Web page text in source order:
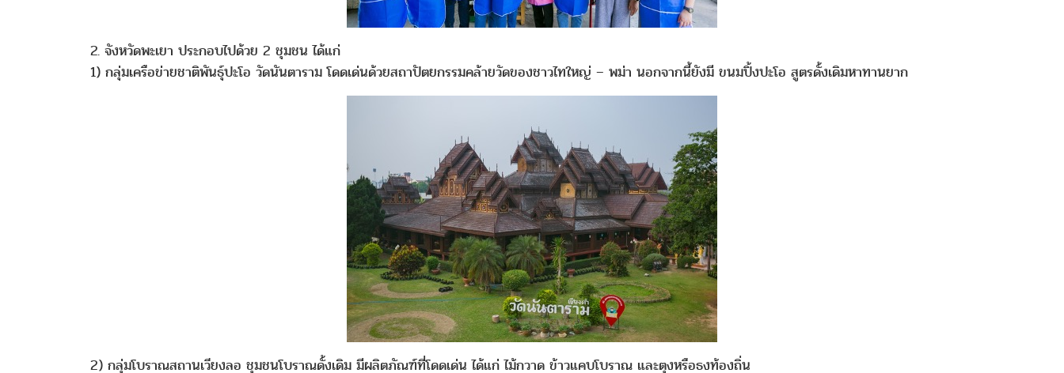
2. จังหวัดพะเยา ประกอบไปด้วย 2 ชุมชน ได้แก่
1) กลุ่มเครือข่ายชาติพันธุ์ปะโอ วัดนันตาราม โดดเด่นด้วยสถาปัตยกรรมคล้ายวัดของชาวไทใหญ่ – พม่า นอกจากนี้ยังมี ขนมปิ้งปะโอ สูตรดั้งเดิมหาทานยาก
2) กลุ่มโบราณสถานเวียงลอ ชุมชนโบราณดั้งเดิม มีผลิตภัณฑ์ที่โดดเด่น ได้แก่ ไม้กวาด ข้าวแคบโบราณ และตุงหรือธงท้องถิ่น